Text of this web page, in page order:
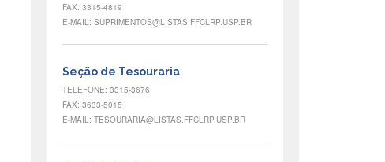
FAX: 3315-4819
E-MAIL: SUPRIMENTOS@LISTAS.FFCLRP.USP.BR
Seção de Tesouraria
TELEFONE: 3315-3676
FAX: 3633-5015
E-MAIL: TESOURARIA@LISTAS.FFCLRP.USP.BR